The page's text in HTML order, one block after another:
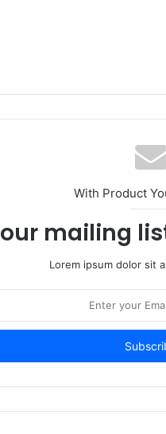
With Product
mailing
Lorem ipsum dolor sit